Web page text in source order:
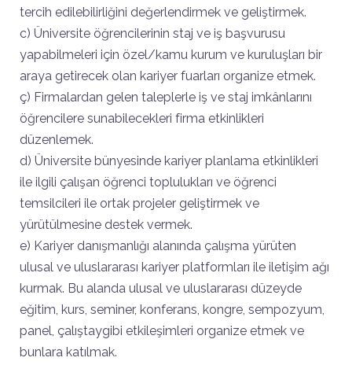
tercih edilebilirliğini değerlendirmek ve geliştirmek.
c) Üniversite öğrencilerinin staj ve iş başvurusu
yapabilmeleri için özel/kamu kurum ve kuruluşları bir
araya getirecek olan kariyer fuarları organize etmek.
ç) Firmalardan gelen taleplerle iş ve staj imkânlarını
öğrencilere sunabilecekleri firma etkinlikleri
düzenlemek.
d) Üniversite bünyesinde kariyer planlama etkinlikleri
ile ilgili çalışan öğrenci toplulukları ve öğrenci
temsilcileri ile ortak projeler geliştirmek ve
yürütülmesine destek vermek.
e) Kariyer danışmanlığı alanında çalışma yürüten
ulusal ve uluslararası kariyer platformları ile iletişim ağı
kurmak. Bu alanda ulusal ve uluslararası düzeyde
eğitim, kurs, seminer, konferans, kongre, sempozyum,
panel, çalıştaygibi etkileşimleri organize etmek ve
bunlara katılmak.